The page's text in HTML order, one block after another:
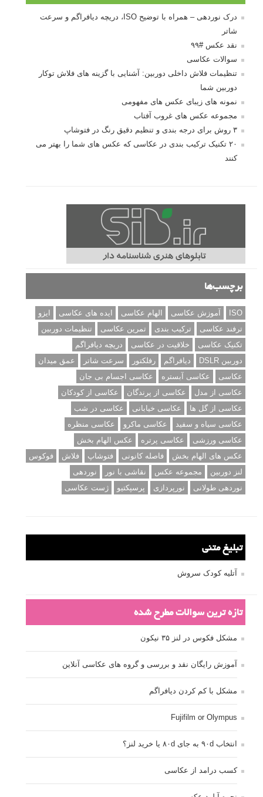
درک نوردهی – همراه با توضیح ISO، دریچه دیافراگم و سرعت
شاتر
نقد عکس #۹۹
سوالات عکاسی
تنظیمات فلاش داخلی دوربین: آشنایی با گزینه های فلاش توکار
دوربین شما
نمونه های زیبای عکس های مفهومی
مجموعه عکس های غروب آفتاب
۳ روش برای درجه بندی و تنظیم دقیق رنگ در فتوشاپ
۲۰ تکنیک ترکیب بندی در عکاسی که عکس های شما را بهتر می
کنند
برچسب‌ها
ISO آموزش عکاسی الهام عکاسی ایده های عکاسی
ایزو
ترفند عکاسی
ترکیب بندی تمرین عکاسی
تنظیمات دوربین
تکنیک عکاسی
خلاقیت در عکاسی
دریچه دیافراگم
دوربین DSLR
دیافراگم رفلکتور سرعت شاتر
عمق میدان
عکاسی
عکاسی آبستره
عکاسی اجسام بی جان
عکاسی از مدل
عکاسی از پرندگان
عکاسی از کودکان
عکاسی از گل ها
عکاسی خیابانی
عکاسی در شب
عکاسی سیاه و سفید
عکاسی ماکرو
عکاسی منظره
عکاسی ورزشی
عکاسی پرتره
عکس الهام بخش
عکس های الهام بخش
فاصله کانونی فتوشاپ فلاش
فوکوس
لنز دوربین
مجموعه عکس نقاشی با نور
نوردهی
نوردهی طولانی
نورپردازی پرسپکتیو ژست عکاسی
تبلیغ متنی
آتلیه کودک سروش
تازه ترین سوالات مطرح شده
مشکل فکوس در لنز ۳۵ نیکون
آموزش رایگان نقد و بررسی و گروه های عکاسی آنلاین
مشکل با کم کردن دیافراگم
Fujifilm or Olympus
انتخاب ۹۰d به جای ۸۰d یا خرید لنز؟
کسب درامد از عکاسی